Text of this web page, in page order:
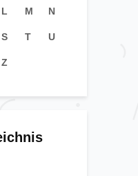
L M N
S T U
Z